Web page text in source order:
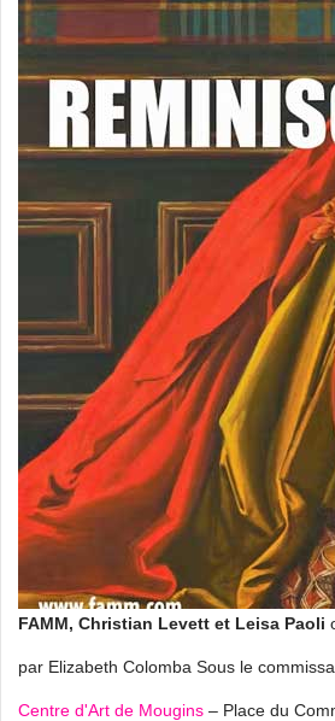
FAMM, Christian Levett et Leisa Paoli
par Elizabeth Colomba Sous le
Centre d'Art de Mougins – Place du